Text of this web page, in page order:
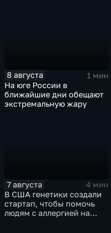
8 августа
1 мин
На юге России в
ближайшие дни обещают
экстремальную жару
7 августа
4 мин
В США генетики создали
стартап, чтобы помочь
людям с аллергией на